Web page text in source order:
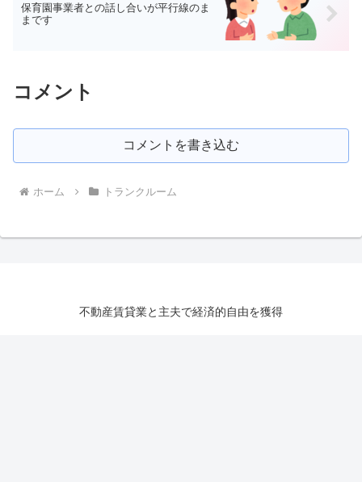
保育園事業者との話し合いが平行線のま
まです
コメント
コメントを書き込む
ホーム トランクルーム
不動産賃貸業と主夫で経済的自由を獲得